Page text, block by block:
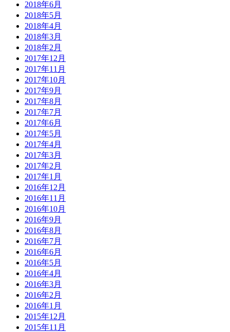
2018年6月
2018年5月
2018年4月
2018年3月
2018年2月
2017年12月
2017年11月
2017年10月
2017年9月
2017年8月
2017年7月
2017年6月
2017年5月
2017年4月
2017年3月
2017年2月
2017年1月
2016年12月
2016年11月
2016年10月
2016年9月
2016年8月
2016年7月
2016年6月
2016年5月
2016年4月
2016年3月
2016年2月
2016年1月
2015年12月
2015年11月